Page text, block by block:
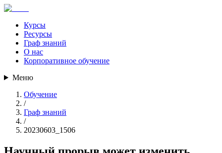
Курсы
Ресурсы
Граф знаний
О нас
Корпоративное обучение
Меню
Обучение
/
Граф знаний
/
20230603_1506